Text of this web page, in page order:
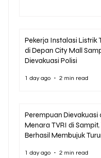
Pekerja Instalasi Listrik
di Depan City Mall
Dievakuasi Polisi
1 day ago 2 min read
Perempuan Dievakuasi
Menara TVRI di
Berhasil Membujuk
1 day ago 2 min read